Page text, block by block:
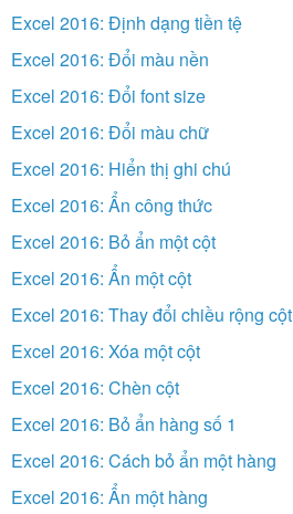
Excel 2016: Định dạng tiền tệ
Excel 2016: Đổi màu nền
Excel 2016: Đổi font size
Excel 2016: Đổi màu chữ
Excel 2016: Hiển thị ghi chú
Excel 2016: Ẩn công thức
Excel 2016: Bỏ ẩn một cột
Excel 2016: Ẩn một cột
Excel 2016: Thay đổi chiều rộng cột
Excel 2016: Xóa một cột
Excel 2016: Chèn cột
Excel 2016: Bỏ ẩn hàng số 1
Excel 2016: Cách bỏ ẩn một hàng
Excel 2016: Ẩn một hàng